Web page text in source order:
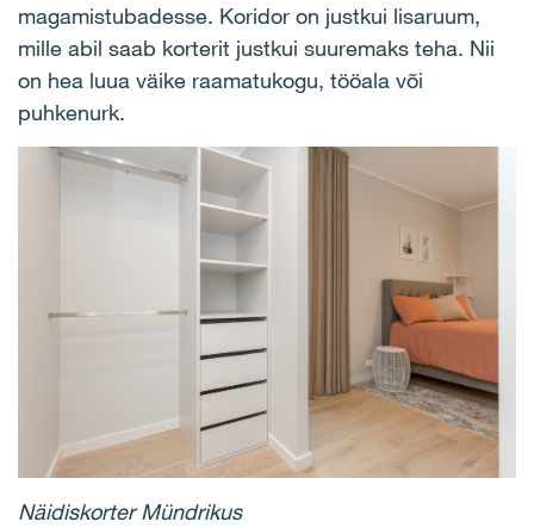
magamistubadesse. Koridor on justkui lisaruum,
mille abil saab korterit justkui suuremaks teha. Nii
on hea luua väike raamatukogu, tööala või
puhkenurk.
Näidiskorter Mündrikus